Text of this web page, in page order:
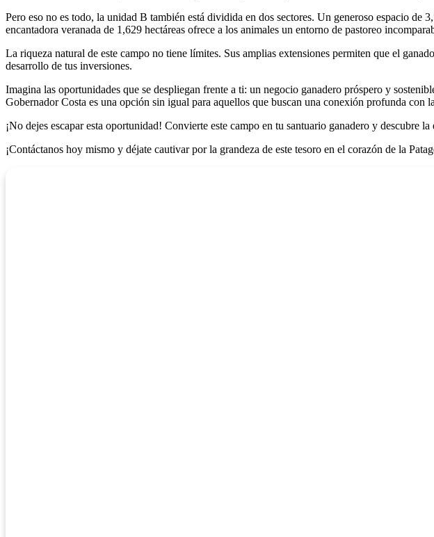
Pero eso no es todo, la unidad B también está dividida en dos sectores. Un generoso espacio de
encantadora veranada de 1,629 hectáreas ofrece a los animales un entorno de pastoreo
La riqueza natural de este campo no tiene límites. Sus amplias extensiones permiten que el
desarrollo de tus inversiones.
Imagina las oportunidades que se despliegan frente a ti: un negocio ganadero próspero y
Gobernador Costa es una opción sin igual para aquellos que buscan una conexión profunda con
¡No dejes escapar esta oportunidad! Convierte este campo en tu santuario ganadero y descubre
¡Contáctanos hoy mismo y déjate cautivar por la grandeza de este tesoro en el corazón de la